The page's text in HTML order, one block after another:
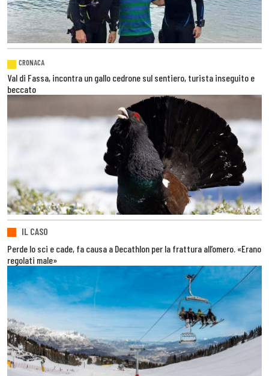
CRONACA
Val di Fassa, incontra un gallo cedrone sul sentiero, turista inseguito e
beccato
IL CASO
Perde lo sci e cade, fa causa a Decathlon per la frattura all’omero. «Erano
regolati male»